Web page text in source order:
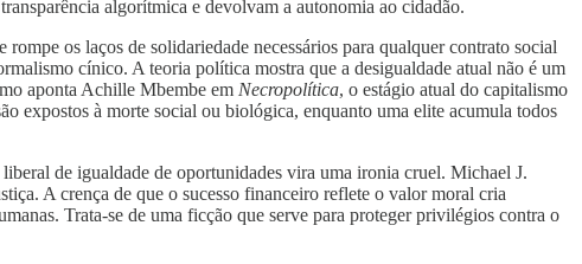
algorítmica e devolvam a autonomia ao cidadão.
os laços de solidariedade necessários para qualquer contrato social
cínico. A teoria política mostra que a desigualdade atual não é um
aponta Achille Mbembe em Necropolítica, o estágio atual do capitalismo
expostos à morte social ou biológica, enquanto uma elite acumula todos
de igualdade de oportunidades vira uma ironia cruel. Michael J.
A crença de que o sucesso financeiro reflete o valor moral cria
Trata-se de uma ficção que serve para proteger privilégios contra o